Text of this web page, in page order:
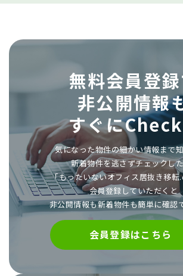
無料会員登
非公開情報
すぐに
気になった物件の細かい情報まで
新着物件を逃さずチェックし
「もったいないオフィス居抜き移転
会員登録していただくと
非公開情報も新着物件も簡単に確認
会員登録はこちら